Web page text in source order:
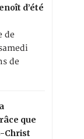
d’été
de
de
que
Christ